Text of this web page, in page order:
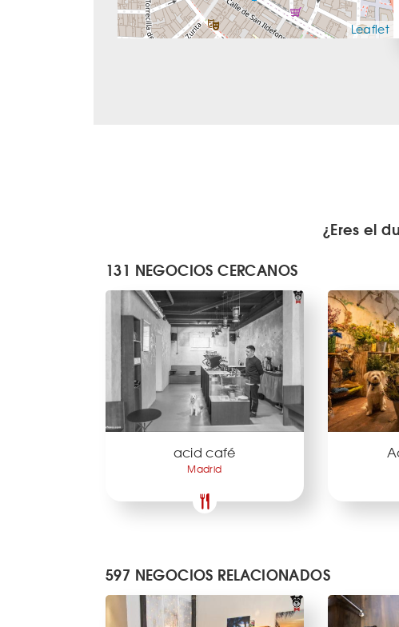
Leaflet
¿Eres el
131 NEGOCIOS CERCANOS
acid café
Madrid
597 NEGOCIOS RELACIONADOS